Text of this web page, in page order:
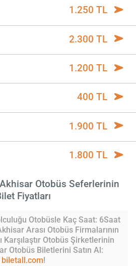
1.250 TL
2.300 TL
1.200 TL
400 TL
1.900 TL
1.800 TL
Otobüs Seferlerinin
Fiyatları
Otobüsle Kaç Saat: 6Saat
Arası Otobüs Firmalarının
Karşılaştır Otobüs Şirketlerinin
Otobüs Biletlerini Satın Al:
biletall.com!